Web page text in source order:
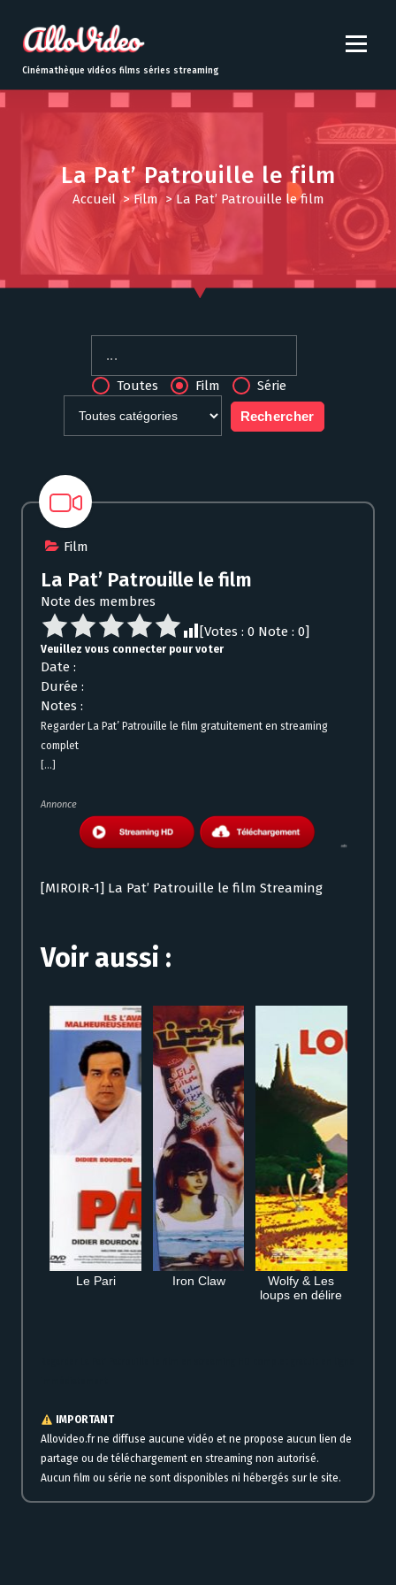
t
o
Cinémathèque vidéos films séries streaming
La Pat’ Patrouille le film
Accueil>Film>La Pat’ Patrouille le film
Toutes Film Série
Film
La Pat’ Patrouille le film
Note des membres
[Votes : 0 Note : 0]
Veuillez vous connecter pour voter
Date :
Durée :
Notes :
Regarder La Pat’ Patrouille le film gratuitement en streaming
complet
[...]
Annonce
[MIROIR-1] La Pat’ Patrouille le film Streaming
Voir aussi :
Le Pari Iron Claw
Wolfy & Les
loups en délire
IMPORTANT
Allovideo.fr ne diffuse aucune vidéo et ne propose aucun lien de
partage ou de téléchargement en streaming non autorisé.
Aucun film ou série ne sont disponibles ni hébergés sur le site.